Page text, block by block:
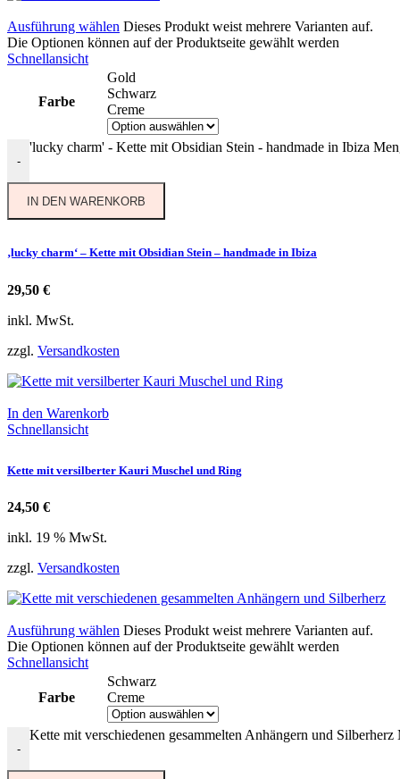
Ausführung wählen Dieses Produkt weist mehrere Varianten auf.
Die Optionen können auf der Produktseite gewählt werden
Schnellansicht
Farbe
Gold
Schwarz
Creme
-
'lucky charm' - Kette mit Obsidian Stein - handmade in Ibiza
IN DEN WARENKORB
‚lucky charm‘ – Kette mit Obsidian Stein – handmade in Ibiza
29,50 €
inkl. MwSt.
zzgl. Versandkosten
In den Warenkorb
Schnellansicht
Kette mit versilberter Kauri Muschel und Ring
24,50 €
inkl. 19 % MwSt.
zzgl. Versandkosten
Ausführung wählen Dieses Produkt weist mehrere Varianten auf.
Die Optionen können auf der Produktseite gewählt werden
Schnellansicht
Farbe
Schwarz
Creme
-
Kette mit verschiedenen gesammelten Anhängern und Silberherz